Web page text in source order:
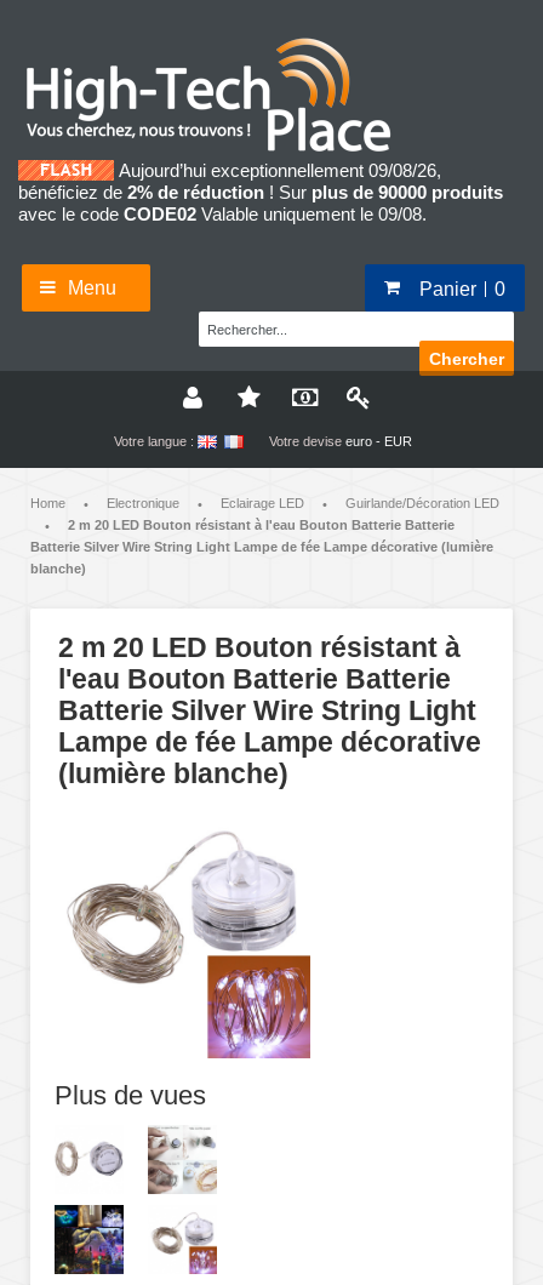
Aujourd’hui exceptionnellement 09/08/26,
bénéficiez de 2% de réduction ! Sur plus de 90000 produits
avec le code CODE02 Valable uniquement le 09/08.
Menu Panier 0
Chercher
Votre langue : Votre devise euro - EUR
Home • Electronique • Eclairage LED •
Guirlande/Décoration LED
•
2 m 20 LED Bouton résistant à l'eau Bouton Batterie Batterie
Batterie Silver Wire String Light Lampe de fée Lampe décorative (lumière
blanche)
2 m 20 LED Bouton résistant à
l'eau Bouton Batterie Batterie
Batterie Silver Wire String Light
Lampe de fée Lampe décorative
(lumière blanche)
Plus de vues